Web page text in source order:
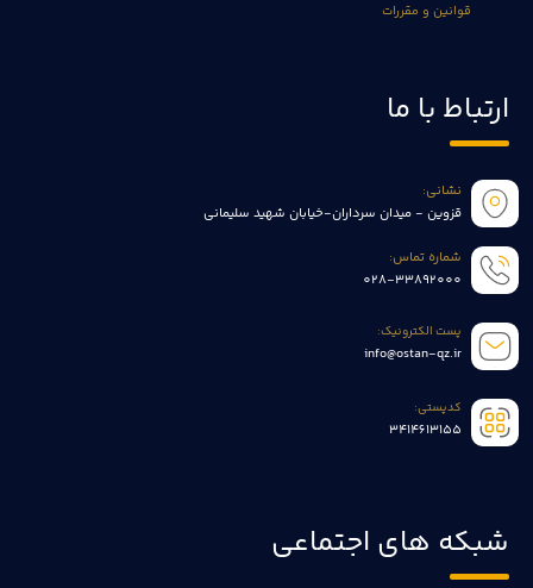
قوانین و مقررات
ارتباط با ما
نشانی:
قزوین - میدان سرداران-خیابان شهید سلیمانی
شماره تماس:
028-33892000
پست الکترونیک:
info@ostan-qz.ir
کدپستی:
3414613155
شبکه های اجتماعی